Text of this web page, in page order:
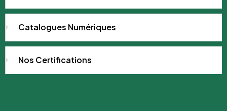
Catalogues Numériques
Nos Certifications